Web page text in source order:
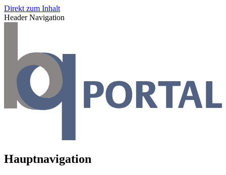
Direkt zum Inhalt
Header Navigation
Hauptnavigation